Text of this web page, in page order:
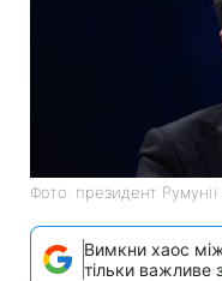
Фото: президент
Вимкни хаос
тільки важливе